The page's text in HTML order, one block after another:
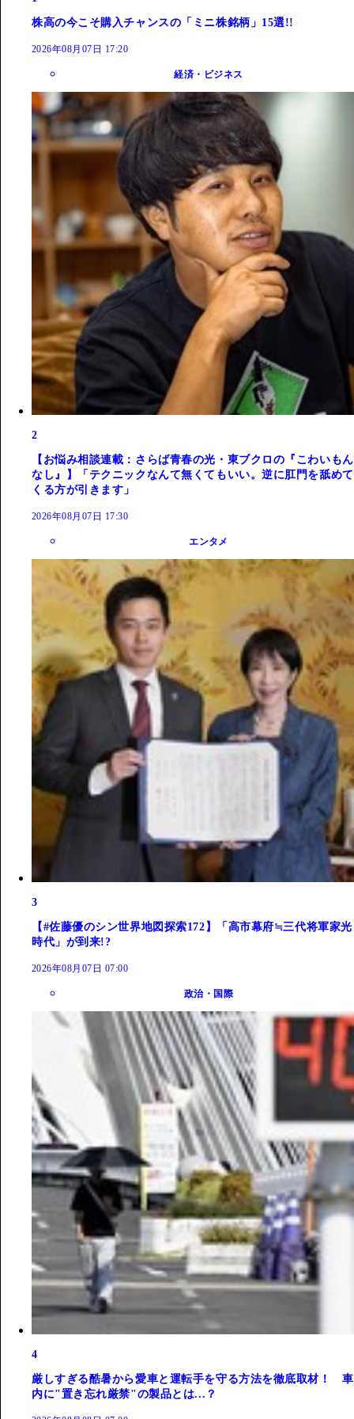
株高の今こそ購入チャンスの「ミニ株銘柄」15選!!
2026年08月07日 17:20
経済・ビジネス
2
【お悩み相談連載：さらば青春の光・東ブクロの『こわいもん
なし』】「テクニックなんて無くてもいい。逆に肛門を舐めて
くる方が引きます」
2026年08月07日 17:30
エンタメ
3
【#佐藤優のシン世界地図探索172】「高市幕府≒三代将軍家光
時代」が到来!?
2026年08月07日 07:00
政治・国際
4
厳しすぎる酷暑から愛車と運転手を守る方法を徹底取材！ 車
内に"置き忘れ厳禁"の製品とは...？